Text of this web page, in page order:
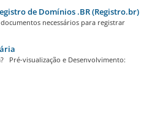
de Domínios .BR (Registro.br)
necessários para registrar
Pré-visualização e Desenvolvimento: